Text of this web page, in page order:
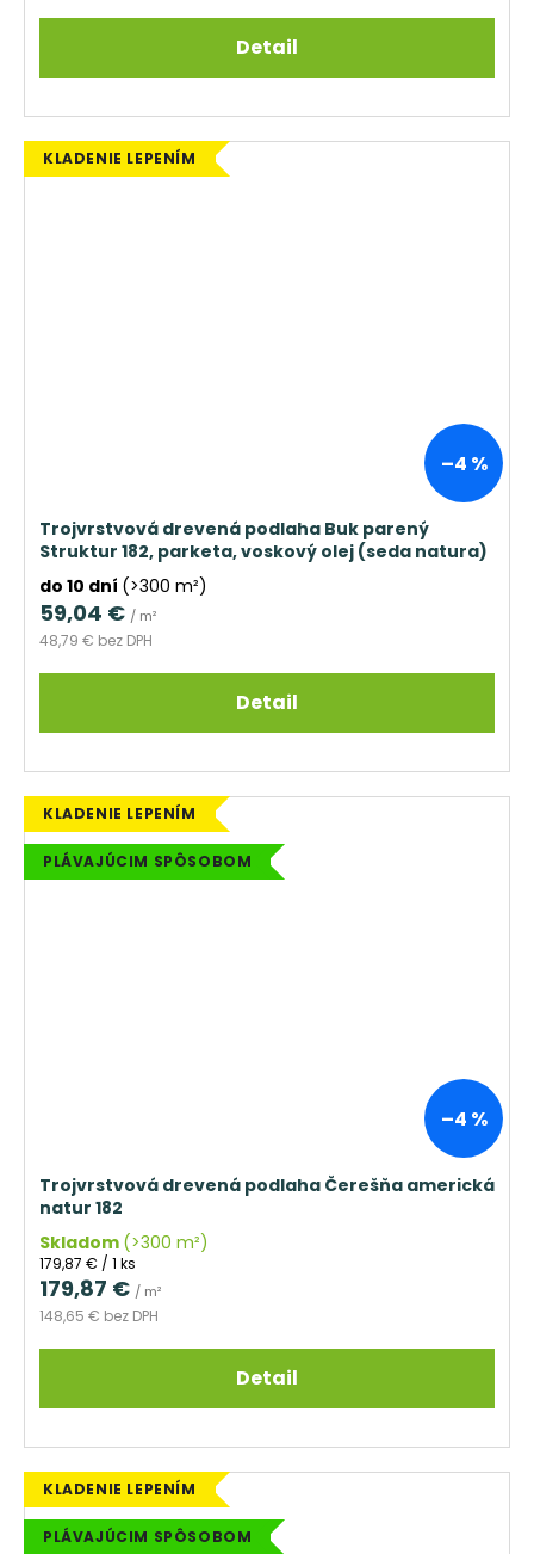
Detail
KLADENIE LEPENÍM
–4 %
Trojvrstvová drevená podlaha Buk parený
Struktur 182, parketa, voskový olej (seda natura)
do 10 dní (>300 m²)
48,79 € bez DPH
59,04 € / m²
Detail
KLADENIE LEPENÍM
PLÁVAJÚCIM SPÔSOBOM
–4 %
Trojvrstvová drevená podlaha Čerešňa americká
natur 182
Skladom (>300 m²)
148,65 € bez DPH
179,87 € / m²
Jednotková
cena:
179,87 € / 1 ks
Detail
KLADENIE LEPENÍM
PLÁVAJÚCIM SPÔSOBOM